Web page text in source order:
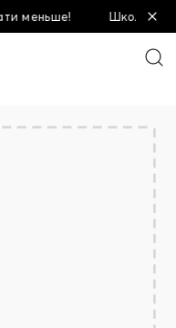
меньше! Школьная